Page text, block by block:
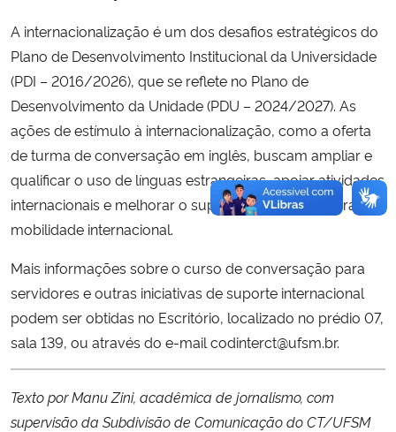
A internacionalização é um dos desafios estratégicos do
Plano de Desenvolvimento Institucional da Universidade
(PDI – 2016/2026), que se reflete no Plano de
Desenvolvimento da Unidade (PDU – 2024/2027). As
ações de estímulo à internacionalização, como a oferta
de turma de conversação em inglês, buscam ampliar e
qualificar o uso de línguas estrangeiras, apoiar atividades
internacionais e melhorar o suporte institucional para
mobilidade internacional.
Mais informações sobre o curso de conversação para
servidores e outras iniciativas de suporte internacional
podem ser obtidas no Escritório, localizado no prédio 07,
sala 139, ou através do e-mail codinterct@ufsm.br.
Texto por Manu Zini, acadêmica de jornalismo, com
supervisão da Subdivisão de Comunicação do CT/UFSM